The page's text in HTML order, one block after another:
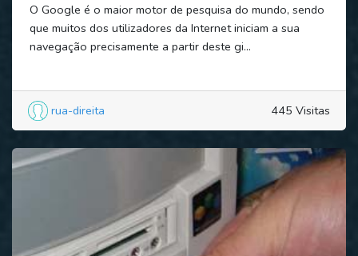
O Google é o maior motor de pesquisa do mundo, sendo
que muitos dos utilizadores da Internet iniciam a sua
navegação precisamente a partir deste gi...
rua-direita 445 Visitas